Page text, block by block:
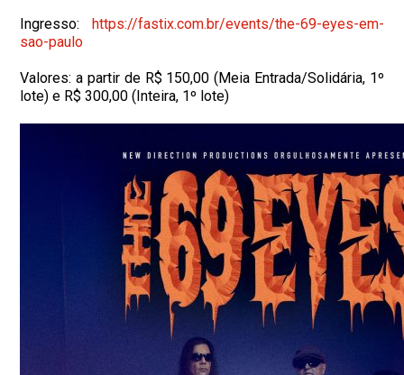
Ingresso: https://fastix.com.br/events/the-69-eyes-em-
sao-paulo
Valores: a partir de R$ 150,00 (Meia Entrada/Solidária, 1º
lote) e R$ 300,00 (Inteira, 1º lote)